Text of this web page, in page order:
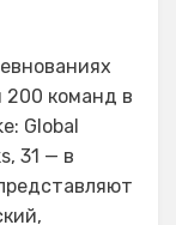
200 команд в
Global
31 — в